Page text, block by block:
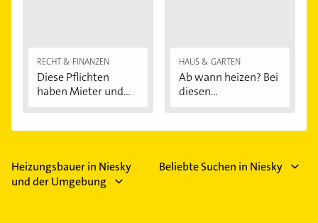
RECHT & FINANZEN
Diese Pflichten
haben Mieter und...
HAUS & GARTEN
Ab wann heizen? Bei
diesen
Heizungsbauer in Niesky
und der Umgebung
Beliebte Suchen in Niesky